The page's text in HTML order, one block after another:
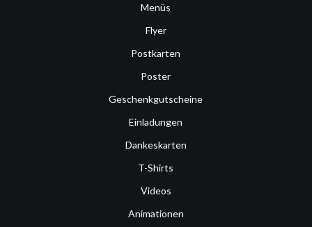
Menüs
Flyer
Postkarten
Poster
Geschenkgutscheine
Einladungen
Dankeskarten
T-Shirts
Videos
Animationen